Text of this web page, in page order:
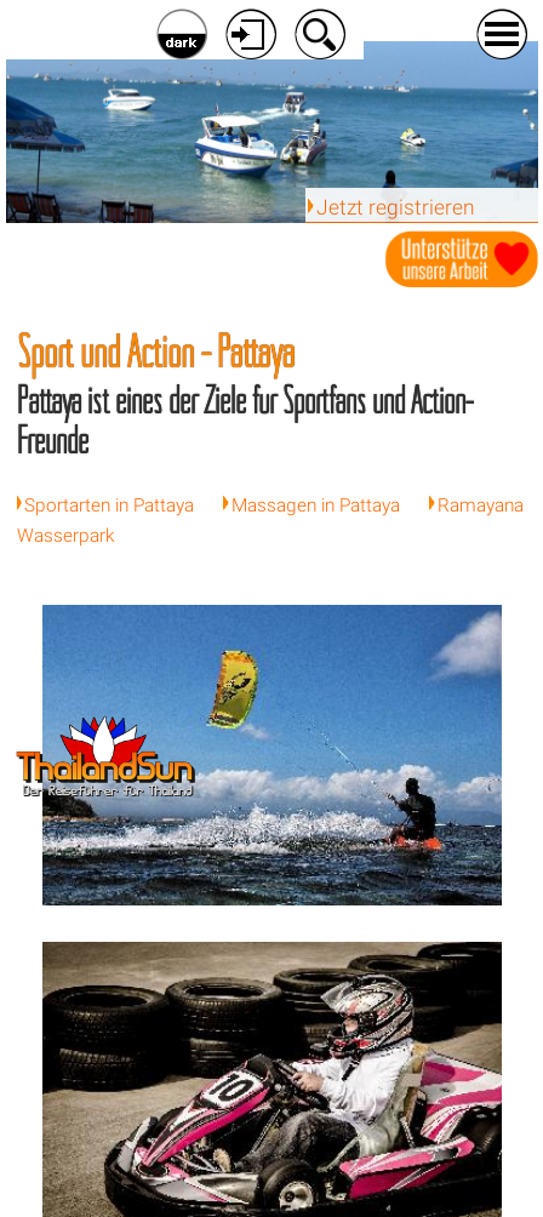
Jetzt registrieren
Sport und Action - Pattaya
Pattaya ist eines der Ziele für Sportfans und Action-
Freunde
Sportarten in Pattaya Massagen in Pattaya
Ramayana
Wasserpark